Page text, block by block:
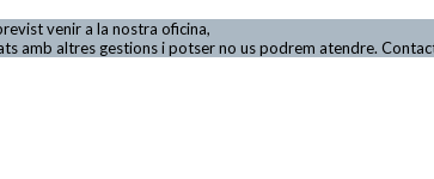
venir a la nostra oficina,
amb altres gestions i potser no us podrem atendre.